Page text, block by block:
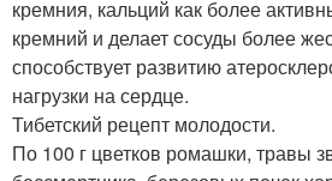
кремния, кальций как более
кремний и делает сосуды более
способствует развитию
нагрузки на сердце.
Тибетский рецепт молодости.
По 100 г цветков ромашки, травы